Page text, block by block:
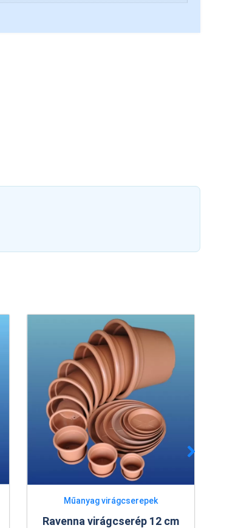
Műanyag virágcserepek
Ravenna virágcserép 12 cm